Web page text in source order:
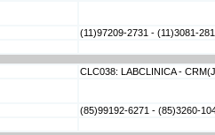
(11)97209-2731 - (11)3081-
CLC038: LABCLINICA -
(85)99192-6271 - (85)3260-